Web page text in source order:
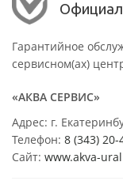
Гарантийное
сервисном(ах)
«АКВА СЕРВИС»
Адрес: г.
Телефон: 8 (343) 20-
Сайт: www.akva-ural